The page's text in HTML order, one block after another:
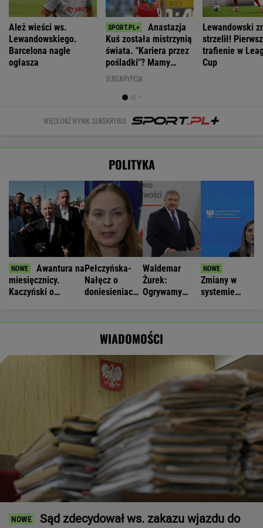
Ależ wieści ws.
Lewandowskiego.
Barcelona nagle
ogłasza
Anastazja
Kuś została mistrzynią
świata. "Kariera przez
pośladki"? Mamy
komentarz
SUBSKRYPCJA
Lewandowski
strzelił!
trafienie w
Cup
WIĘCEJ NIŻ WYNIK. SUBSKRYBUJ
POLITYKA
Awantura na
miesięcznicy.
Kaczyński o
Pełczyńska-
Nałęcz o
doniesieniach
Waldemar
Żurek:
Ogrywamy
Zmiany w
systemie
WIADOMOŚCI
Sąd zdecydował ws. zakazu wjazdu do